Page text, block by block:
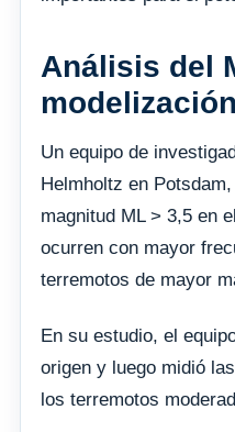
Análisis del
modelización
Un equipo de
Helmholtz en
magnitud ML > 3,5 en
ocurren con mayor
terremotos de mayor
En su estudio, el
origen y luego midió
los terremotos